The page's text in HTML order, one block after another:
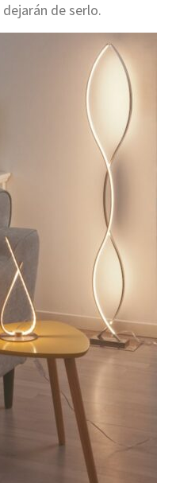
dejarán de serlo.